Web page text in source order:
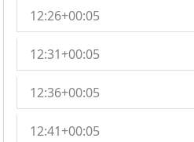
12:26+00:05
12:31+00:05
12:36+00:05
12:41+00:05